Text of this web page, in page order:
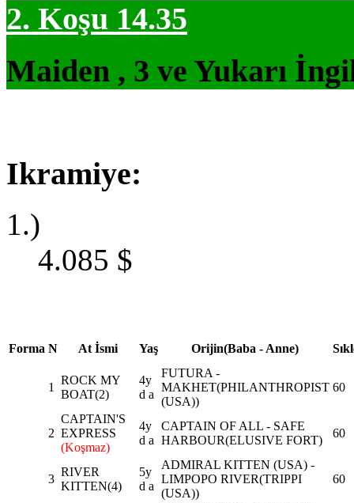
2. Koşu 14.35
Maiden , 3 ve Yukarı
Ikramiye:
1.)
4.085 $
Forma N At İsmi Yaş Orijin(Baba - Anne)
1
ROCK MY
BOAT(2)
4y
d a
FUTURA -
MAKHET(PHILANTHROPIST
(USA))
60
2
CAPTAIN'S
EXPRESS
(Koşmaz)
4y
d a
CAPTAIN OF ALL - SAFE
HARBOUR(ELUSIVE FORT)
60
3
RIVER
KITTEN(4)
5y
d a
ADMIRAL KITTEN (USA) -
LIMPOPO RIVER(TRIPPI
(USA))
60